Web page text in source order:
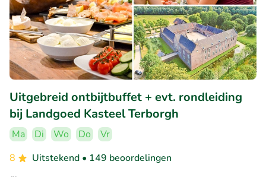
Uitgebreid ontbijtbuffet + evt. rondleiding
bij Landgoed Kasteel Terborgh
Ma Di Wo Do
Vr
8
Uitstekend • 149 beoordelingen